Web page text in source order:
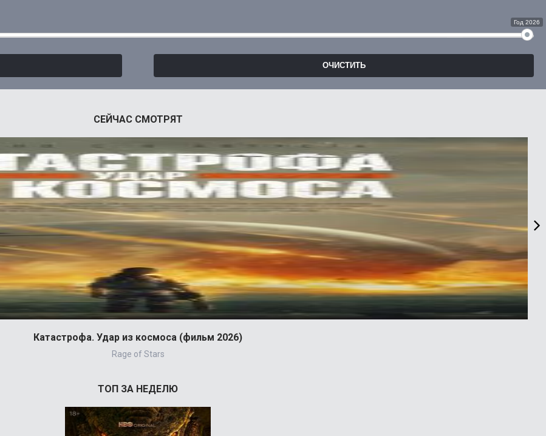
Год 2026
СЕЙЧАС СМОТРЯТ
Катастрофа. Удар из космоса (фильм 2026)
Rage of Stars
ТОП ЗА НЕДЕЛЮ